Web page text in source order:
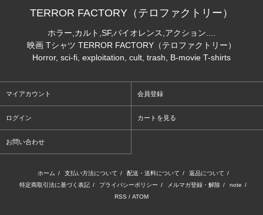
TERROR FACTORY（テロファクトリー）
ホラー,カルト,SF,バイオレンス,アクション....
映画 Tシャツ TERROR FACTORY（テロファクトリー）
Horror, sci-fi, exploitation, cult, trash, B-movie T-shirts
マイアカウント 会員登録
ログイン カートを見る
お問い合わせ
ホーム / 支払い方法について / 配送・送料について / 返品について /
特定商取引法に基づく表記 / プライバシーポリシー / メルマガ登録・解除 / note /
RSS / ATOM